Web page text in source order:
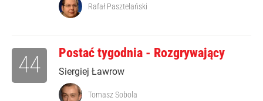
Rafał Pasztelański
Postać tygodnia - Rozgrywający
Siergiej Ławrow
44
Tomasz Sobola